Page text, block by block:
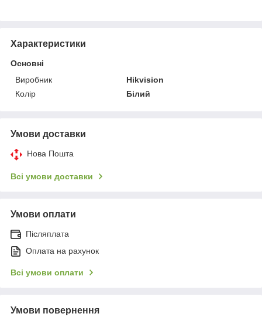
Характеристики
Основні
Виробник
Hikvision
Колір
Білий
Умови доставки
Нова Пошта
Всі умови доставки
Умови оплати
Післяплата
Оплата на рахунок
Всі умови оплати
Умови повернення